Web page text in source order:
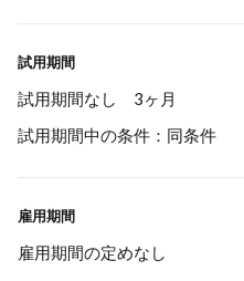
試用期間
試用期間なし 3ヶ月
試用期間中の条件：同条件
雇用期間
雇用期間の定めなし